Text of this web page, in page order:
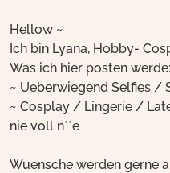
Hellow ~
Ich bin Lyana, Hobby-
Was ich hier posten werde:
~ Ueberwiegend Selfies /
~ Cosplay / Lingerie /
nie voll n**e
Wuensche werden gerne